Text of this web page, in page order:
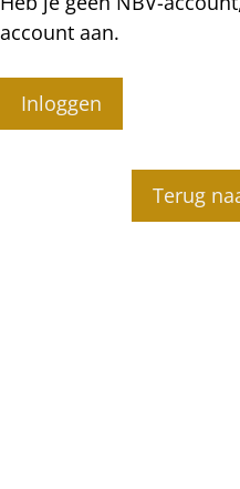
account aan.
Inloggen
Terug